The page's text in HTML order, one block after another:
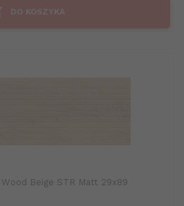
DO KOSZYKA
Beige STR Matt 29x89